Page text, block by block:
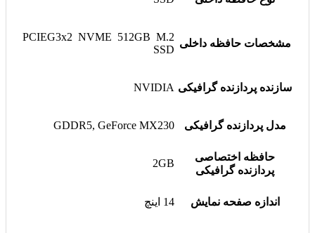
مشخصات حافظه داخلی
PCIEG3x2 NVME 512GB M.2
SSD
سازنده پردازنده گرافیکی NVIDIA
مدل پردازنده گرافیکی GDDR5, GeForce MX230
حافظه اختصاصی
پردازنده گرافیکی
2GB
اندازه صفحه نمایش 14 اینچ